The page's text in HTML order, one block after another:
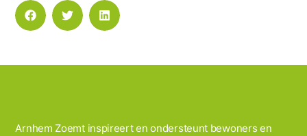
Arnhem Zoemt inspireert en ondersteunt bewoners en